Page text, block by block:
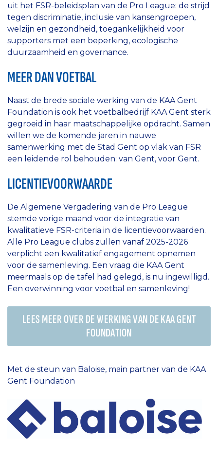
uit het FSR-beleidsplan van de Pro League: de strijd
tegen discriminatie, inclusie van kansengroepen,
welzijn en gezondheid, toegankelijkheid voor
supporters met een beperking, ecologische
duurzaamheid en governance.
MEER DAN VOETBAL
Naast de brede sociale werking van de KAA Gent
Foundation is ook het voetbalbedrijf KAA Gent sterk
gegroeid in haar maatschappelijke opdracht. Samen
willen we de komende jaren in nauwe
samenwerking met de Stad Gent op vlak van FSR
een leidende rol behouden: van Gent, voor Gent.
LICENTIEVOORWAARDE
De Algemene Vergadering van de Pro League
stemde vorige maand voor de integratie van
kwalitatieve FSR-criteria in de licentievoorwaarden.
Alle Pro League clubs zullen vanaf 2025-2026
verplicht een kwalitatief engagement opnemen
voor de samenleving. Een vraag die KAA Gent
meermaals op de tafel had gelegd, is nu ingewilligd.
Een overwinning voor voetbal en samenleving!
LEES MEER OVER DE WERKING VAN DE KAA GENT
FOUNDATION
Met de steun van Baloise, main partner van de KAA
Gent Foundation